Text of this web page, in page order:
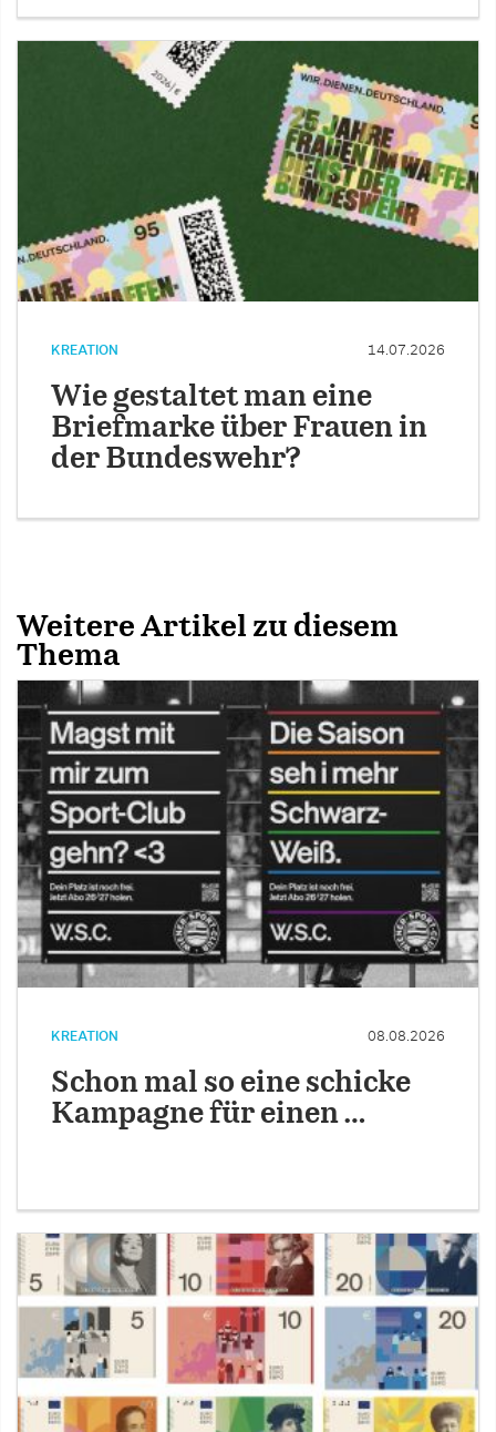
KREATION 14.07.2026
Wie gestaltet man eine
Briefmarke über Frauen in
der Bundeswehr?
Weitere Artikel zu diesem
Thema
KREATION 08.08.2026
Schon mal so eine schicke
Kampagne für einen …